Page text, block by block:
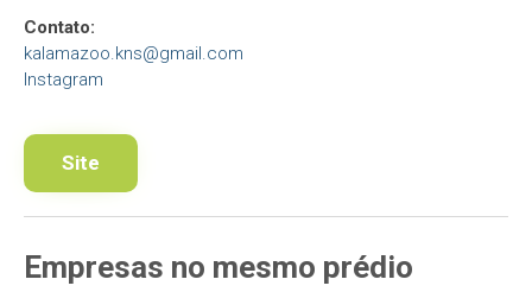
Contato:
kalamazoo.kns@gmail.com
Instagram
Site
Empresas no mesmo prédio